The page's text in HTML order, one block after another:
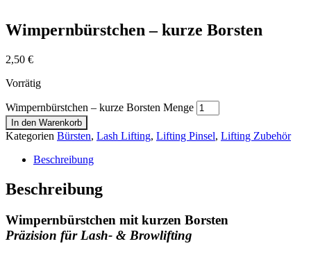
Wimpernbürstchen – kurze Borsten
2,50 €
Vorrätig
Wimpernbürstchen – kurze Borsten Menge
In den Warenkorb
Kategorien Bürsten, Lash Lifting, Lifting Pinsel, Lifting Zubehör
Beschreibung
Beschreibung
Wimpernbürstchen mit kurzen Borsten
Präzision für Lash- & Browlifting